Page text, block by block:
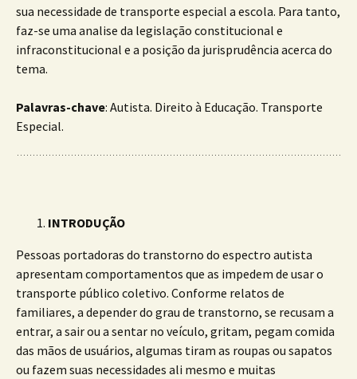
sua necessidade de transporte especial a escola. Para tanto,
faz-se uma analise da legislação constitucional e
infraconstitucional e a posição da jurisprudência acerca do
tema.
Palavras-chave: Autista. Direito à Educação. Transporte
Especial.
INTRODUÇÃO
Pessoas portadoras do transtorno do espectro autista
apresentam comportamentos que as impedem de usar o
transporte público coletivo. Conforme relatos de
familiares, a depender do grau de transtorno, se recusam a
entrar, a sair ou a sentar no veículo, gritam, pegam comida
das mãos de usuários, algumas tiram as roupas ou sapatos
ou fazem suas necessidades ali mesmo e muitas